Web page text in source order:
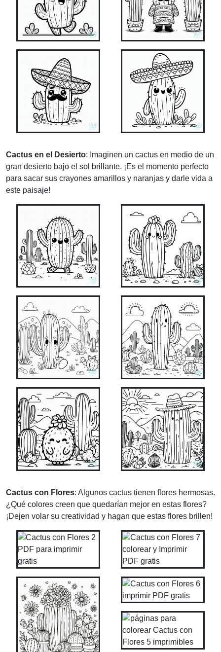
Cactus en el Desierto: Imaginen un cactus en medio de un
gran desierto bajo el sol brillante. ¡Es el momento perfecto
para sacar sus crayones amarillos y naranjas y darle vida a
este paisaje!
Cactus con Flores: Algunos cactus tienen flores hermosas.
¿Qué colores creen que quedarían mejor en estas flores?
¡Dejen volar su creatividad y hagan que estas flores brillen!